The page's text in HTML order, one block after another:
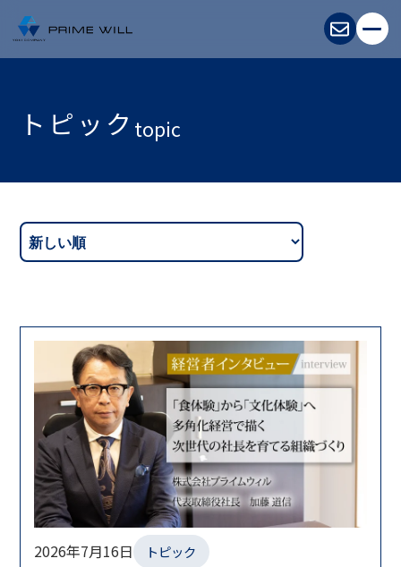
採用情報Recruit
株式会社プライムウィル 本社
〒659-0013
兵庫県芦屋市岩園町1-7 ロイヤルパーク芦屋3階
トピック topic
2026年7月16日 トピック